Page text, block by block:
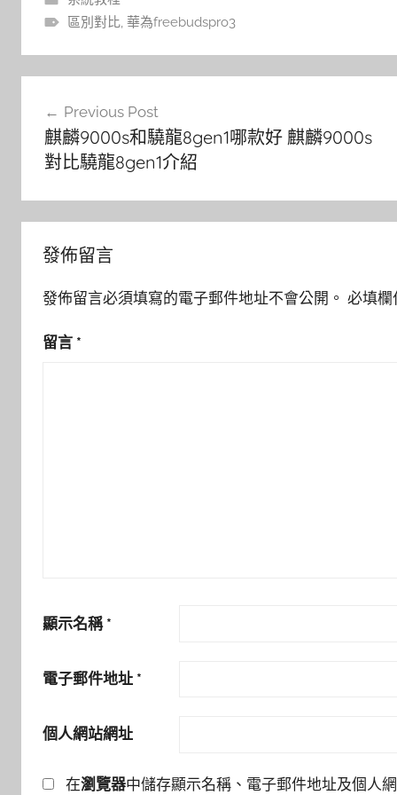
區別對比, 華為freebudspro3
Previous Post
麒麟9000s和驍龍8gen1哪款好 麒麟9000s
對比驍龍8gen1介紹
發佈留言
發佈留言必須填寫的電子郵件地址不會公開。 必填
留言 *
顯示名稱 *
電子郵件地址 *
個人網站網址
在瀏覽器中儲存顯示名稱、電子郵件地址及個人